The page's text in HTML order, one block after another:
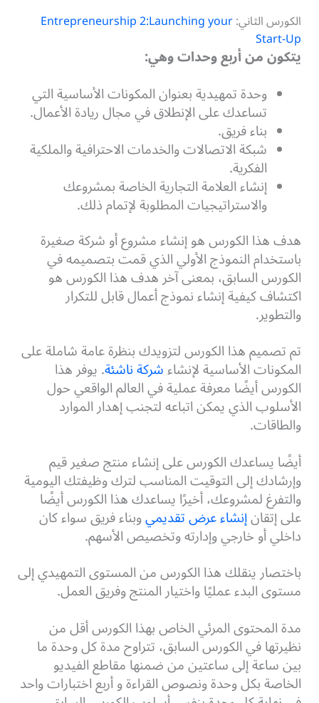
الكورس الثاني:Entrepreneurship 2:Launching your
Start-Up
يتكون من أربع وحدات وهي:
وحدة تمهيدية بعنوان المكونات الأساسية التي
تساعدك على الإنطلاق في مجال ريادة الأعمال.
بناء فريق.
شبكة الاتصالات والخدمات الاحترافية والملكية
الفكرية.
إنشاء العلامة التجارية الخاصة بمشروعك
والاستراتيجيات المطلوبة لإتمام ذلك.
هدف هذا الكورس هو إنشاء مشروع أو شركة صغيرة
باستخدام النموذج الأولي الذي قمت بتصميمه في
الكورس السابق، بمعنى آخر هدف هذا الكورس هو
اكتشاف كيفية إنشاء نموذج أعمال قابل للتكرار
والتطوير.
تم تصميم هذا الكورس لتزويدك بنظرة عامة شاملة على
المكونات الأساسية لإنشاءشركة ناشئة. يوفر هذا
الكورس أيضًا معرفة عملية في العالم الواقعي حول
الأسلوب الذي يمكن اتباعه لتجنب إهدار الموارد
والطاقات.
أيضًا يساعدك الكورس على إنشاء منتج صغير قيم
وإرشادك إلى التوقيت المناسب لترك وظيفتك اليومية
والتفرغ لمشروعك، أخيرًا يساعدك هذا الكورس أيضًا
على إتقانإنشاء عرض تقديميوبناء فريق سواء كان
داخلي أو خارجي وإدارته وتخصيص الأسهم.
باختصار ينقلك هذا الكورس من المستوى التمهيدي إلى
مستوى البدء عمليًا واختيار المنتج وفريق العمل.
مدة المحتوى المرئي الخاص بهذا الكورس أقل من
نظيرتها في الكورس السابق، تتراوح مدة كل وحدة ما
بين ساعة إلى ساعتين من ضمنها مقاطع الفيديو
الخاصة بكل وحدة ونصوص القراءة و أربع اختبارات واحد